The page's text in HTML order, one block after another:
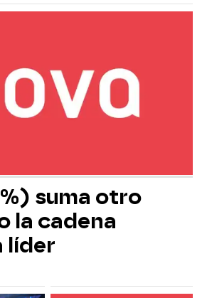
suma otro
la cadena
líder